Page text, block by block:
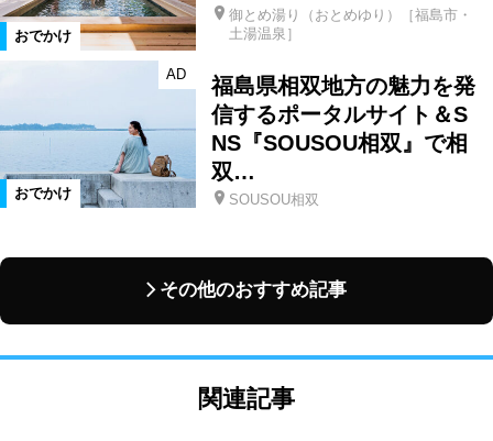
おでかけ
御とめ湯り（おとめゆり）［福島市・
土湯温泉］
おでかけ
AD
福島県相双地方の魅力を発
信するポータルサイト＆S
NS『SOUSOU相双』で相
双…
SOUSOU相双
その他のおすすめ記事
関連記事